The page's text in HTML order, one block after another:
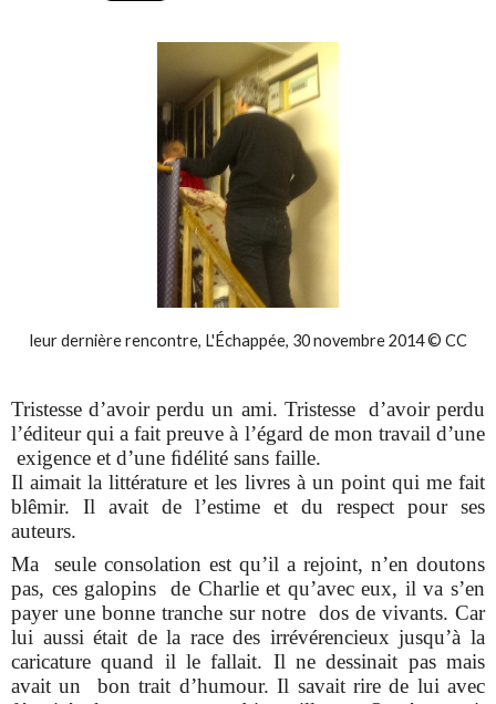
leur dernière rencontre, L'Échappée, 30 novembre 2014 © CC
Tristesse d’avoir perdu un ami. Tristesse d’avoir perdu
l’éditeur qui a fait preuve à l’égard de mon travail d’une
exigence et d’une ﬁdélité sans faille.
Il aimait la littérature et les livres à un point qui me fait
blêmir. Il avait de l’estime et du respect pour ses
auteurs.
Ma seule consolation est qu’il a rejoint, n’en doutons
pas, ces galopins de Charlie et qu’avec eux, il va s’en
payer une bonne tranche sur notre dos de vivants. Car
lui aussi était de la race des irrévérencieux jusqu’à la
caricature quand il le fallait. Il ne dessinait pas mais
avait un bon trait d’humour. Il savait rire de lui avec